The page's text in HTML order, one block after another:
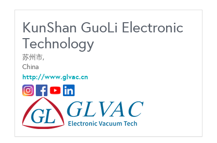
KunShan GuoLi Electronic
Technology
苏州市,
China
http://www.glvac.cn